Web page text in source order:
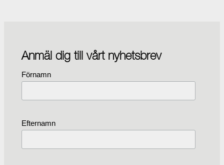
Anmäl dig till vårt nyhetsbrev
Förnamn
Efternamn